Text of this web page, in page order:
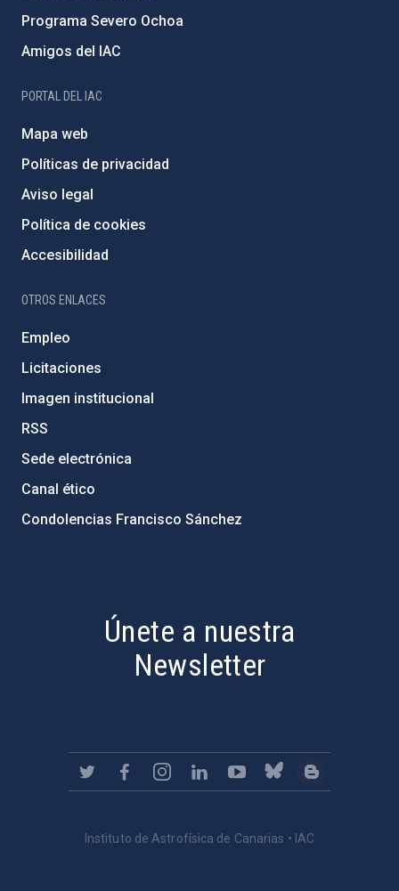
Programa Severo Ochoa
Amigos del IAC
PORTAL DEL IAC
Mapa web
Políticas de privacidad
Aviso legal
Política de cookies
Accesibilidad
OTROS ENLACES
Empleo
Licitaciones
Imagen institucional
RSS
Sede electrónica
Canal ético
Condolencias Francisco Sánchez
Únete a nuestra
Newsletter
Instituto de Astrofísica de Canarias • IAC